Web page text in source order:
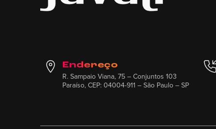
Endereço
R. Sampaio Viana, 75 – Conjuntos 103
Paraíso, CEP: 04004-911 – São Paulo – SP